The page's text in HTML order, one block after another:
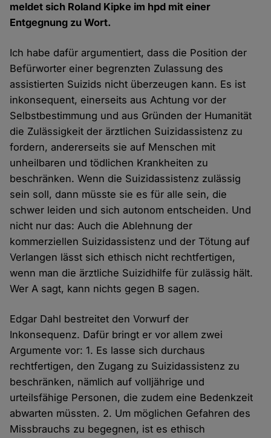
meldet sich Roland Kipke im hpd mit einer
Entgegnung zu Wort.
Ich habe dafür argumentiert, dass die Position der
Befürworter einer begrenzten Zulassung des
assistierten Suizids nicht überzeugen kann. Es ist
inkonsequent, einerseits aus Achtung vor der
Selbstbestimmung und aus Gründen der Humanität
die Zulässigkeit der ärztlichen Suizidassistenz zu
fordern, andererseits sie auf Menschen mit
unheilbaren und tödlichen Krankheiten zu
beschränken. Wenn die Suizidassistenz zulässig
sein soll, dann müsste sie es für alle sein, die
schwer leiden und sich autonom entscheiden. Und
nicht nur das: Auch die Ablehnung der
kommerziellen Suizidassistenz und der Tötung auf
Verlangen lässt sich ethisch nicht rechtfertigen,
wenn man die ärztliche Suizidhilfe für zulässig hält.
Wer A sagt, kann nichts gegen B sagen.
Edgar Dahl bestreitet den Vorwurf der
Inkonsequenz. Dafür bringt er vor allem zwei
Argumente vor: 1. Es lasse sich durchaus
rechtfertigen, den Zugang zu Suizidassistenz zu
beschränken, nämlich auf volljährige und
urteilsfähige Personen, die zudem eine Bedenkzeit
abwarten müssten. 2. Um möglichen Gefahren des
Missbrauchs zu begegnen, ist es ethisch